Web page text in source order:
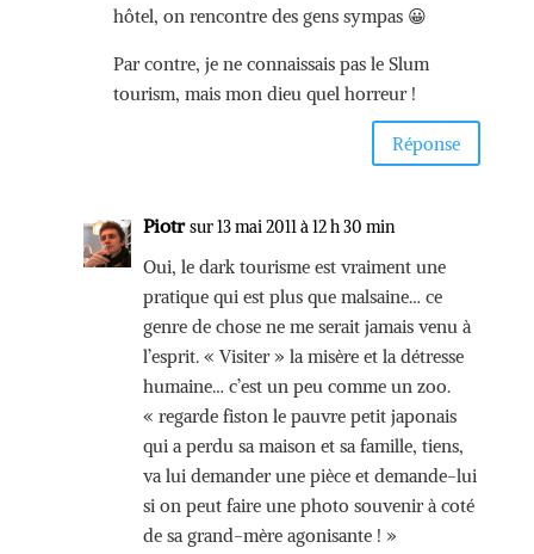
hôtel, on rencontre des gens sympas 😀
Par contre, je ne connaissais pas le Slum
tourism, mais mon dieu quel horreur !
Réponse
Piotr sur 13 mai 2011 à 12 h 30 min
Oui, le dark tourisme est vraiment une
pratique qui est plus que malsaine… ce
genre de chose ne me serait jamais venu à
l’esprit. « Visiter » la misère et la détresse
humaine… c’est un peu comme un zoo.
« regarde fiston le pauvre petit japonais
qui a perdu sa maison et sa famille, tiens,
va lui demander une pièce et demande-lui
si on peut faire une photo souvenir à coté
de sa grand-mère agonisante ! »